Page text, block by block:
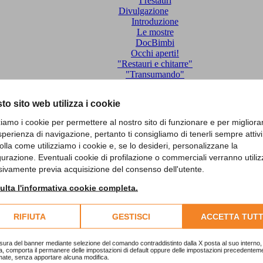
sito web utilizza i cookie
i cookie per permettere al nostro sito di funzionare e per
di navigazione, pertanto ti consigliamo di tenerli sempre attivi.
come utilizziamo i cookie e, se lo desideri, personalizzane la
Eventuali cookie di profilazione o commerciali verranno
previa acquisizione del consenso dell'utente.
l'informativa cookie completa.
RIFIUTA GESTISCI ACCETTA
del banner mediante selezione del comando contraddistinto dalla X posta al suo interno,
comporta il permanere delle impostazioni di default oppure delle impostazioni
senza apportare alcuna modifica.
Divulgazione
Introduzione
Le mostre
DocBimbi
Occhi aperti!
"Restauri e chitarre"
"Transumando"
"Studi e ricerche sul Biellese"
Catalogo delle pubblicazioni
Catalogo generale
Monografie e cataloghi
Sapori Biellesi
Bollettini
Associazione Culturale Bugella
Contatti
(0)